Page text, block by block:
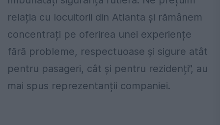
relația cu locuitorii din Atlanta și rămânem
concentrați pe oferirea unei experiențe
fără probleme, respectuoase și sigure atât
pentru pasageri, cât și pentru rezidenți”, au
mai spus reprezentanții companiei.